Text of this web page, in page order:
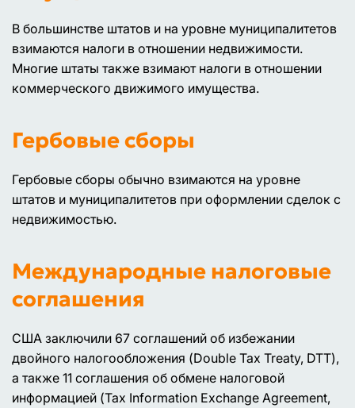
В большинстве штатов и на уровне муниципалитетов
взимаются налоги в отношении недвижимости.
Многие штаты также взимают налоги в отношении
коммерческого движимого имущества.
Гербовые сборы
Гербовые сборы обычно взимаются на уровне
штатов и муниципалитетов при оформлении сделок с
недвижимостью.
Международные налоговые
соглашения
США заключили 67 соглашений об избежании
двойного налогообложения (Double Tax Treaty, DTT),
а также 11 соглашения об обмене налоговой
информацией (Tax Information Exchange Agreement,